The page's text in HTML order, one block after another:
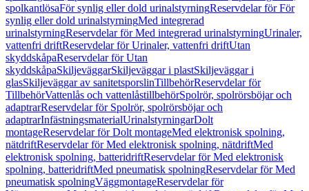
spolkantlösaFör synlig eller dold urinalstyrningReservdelar för För
synlig eller dold urinalstyrningMed integrerad
urinalstyrningReservdelar för Med integrerad urinalstyrningUrinaler,
vattenfri driftReservdelar för Urinaler, vattenfri driftUtan
skyddskåpaReservdelar för Utan
skyddskåpaSkiljeväggarSkiljeväggar i plastSkiljeväggar i
glasSkiljeväggar av sanitetsporslinTillbehörReservdelar för
TillbehörVattenlås och vattenlåstillbehörSpolrör, spolrörsböjar och
adaptrarReservdelar för Spolrör, spolrörsböjar och
adaptrarInfästningsmaterialUrinalstyrningarDolt
montageReservdelar för Dolt montageMed elektronisk spolning,
nätdriftReservdelar för Med elektronisk spolning, nätdriftMed
elektronisk spolning, batteridriftReservdelar för Med elektronisk
spolning, batteridriftMed pneumatisk spolningReservdelar för Med
pneumatisk spolningVäggmontageReservdelar för